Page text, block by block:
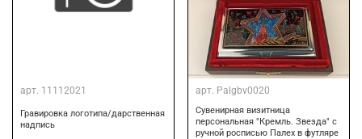
арт. 11112021
Гравировка логотипа/дарственная
надпись
арт. Palgbv0020
Сувенирная визитница
персональная "Кремль. Звезда" с
ручной росписью Палех в футляре